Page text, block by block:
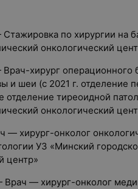
Стажировка по хирургии на
онкологический
Врач-хирург операционного
и шеи (с 2021 г. отделение
отделение тиреоидной
онкологический
— хирург-онколог
УЗ «Минский
центр»
Врач — хирург-онколог